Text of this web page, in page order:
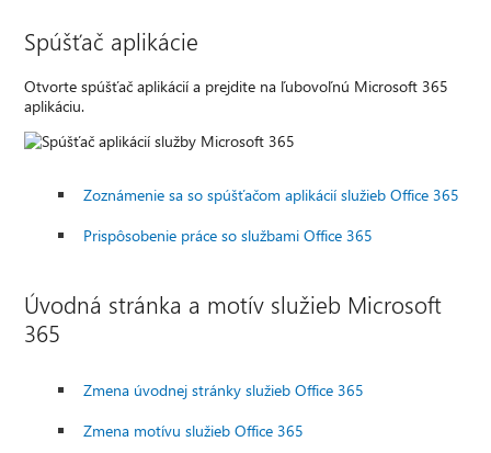
Spúšťač aplikácie
Otvorte spúšťač aplikácií a prejdite na ľubovoľnú Microsoft 365
aplikáciu.
Zoznámenie sa so spúšťačom aplikácií služieb Office 365
Prispôsobenie práce so službami Office 365
Úvodná stránka a motív služieb Microsoft
365
Zmena úvodnej stránky služieb Office 365
Zmena motívu služieb Office 365